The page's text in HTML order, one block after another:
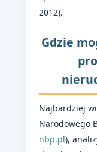
2012).
Gdzie
Najbardziej
Narodowego
nbp.pl),